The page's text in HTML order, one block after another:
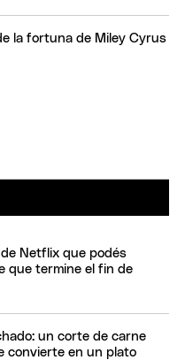
la fortuna de Miley Cyrus
de Netflix que podés
que termine el fin de
un corte de carne
convierte en un plato